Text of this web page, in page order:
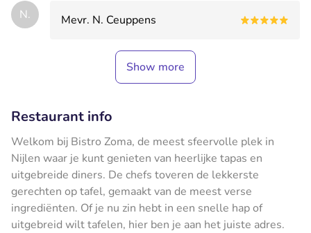
N. Mevr. N. Ceuppens
Show more
Restaurant info
Welkom bij Bistro Zoma, de meest sfeervolle plek in
Nijlen waar je kunt genieten van heerlijke tapas en
uitgebreide diners. De chefs toveren de lekkerste
gerechten op tafel, gemaakt van de meest verse
ingrediënten. Of je nu zin hebt in een snelle hap of
uitgebreid wilt tafelen, hier ben je aan het juiste adres.